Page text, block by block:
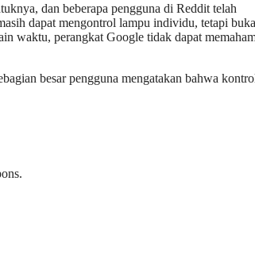
dan beberapa pengguna di Reddit telah
dapat mengontrol lampu individu, tetapi
waktu, perangkat Google tidak dapat
besar pengguna mengatakan bahwa